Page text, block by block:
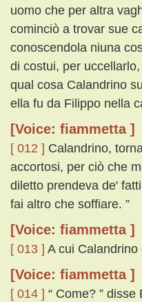
uomo che per altra
cominciò a trovar sue
conoscendola niuna
di costui, per
qual cosa Calandrino
ella fu da Filippo nella
[Voice: fiammetta ]
[ 012 ] Calandrino,
accortosi, per ciò che
diletto prendeva de'
fai altro che soffiare. ”
[Voice: fiammetta ]
[ 013 ] A cui Calandrino
[Voice: fiammetta ]
[ 014 ] “ Come? ” disse